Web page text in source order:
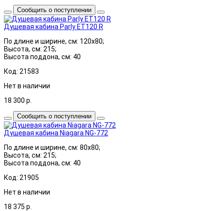
Сообщить о поступлении
Душевая кабина Parly ET120 R
По длине и ширине, см: 120x80;
Высота, см: 215;
Высота поддона, см: 40
Код: 21583
Нет в наличии
18 300 р.
Сообщить о поступлении
Душевая кабина Niagara NG-772
По длине и ширине, см: 80x80;
Высота, см: 215;
Высота поддона, см: 40
Код: 21905
Нет в наличии
18 375 р.